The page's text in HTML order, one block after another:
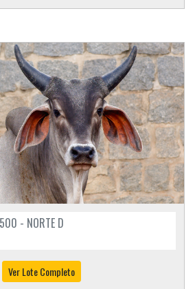
- NORTE D
Ver Lote Completo